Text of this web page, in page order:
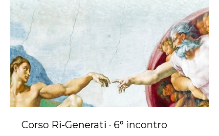
Corso Ri-Generati · 6° incontro